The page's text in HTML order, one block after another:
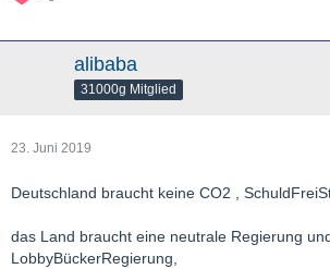
alibaba
31000g Mitglied
23. Juni 2019
Deutschland braucht keine CO2 ,
das Land braucht eine neutrale Regierung
LobbyBückerRegierung,